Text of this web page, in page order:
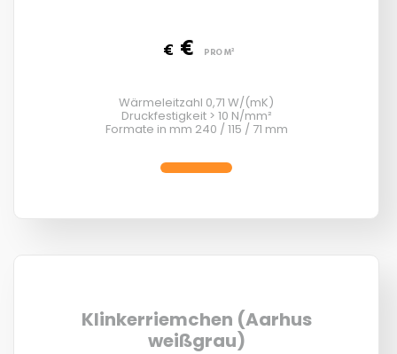
€ € PRO M²
Wärmeleitzahl 0,71 W/(mK)
Druckfestigkeit > 10 N/mm²
Formate in mm 240 / 115 / 71 mm
Klinkerriemchen (Aarhus
weißgrau)